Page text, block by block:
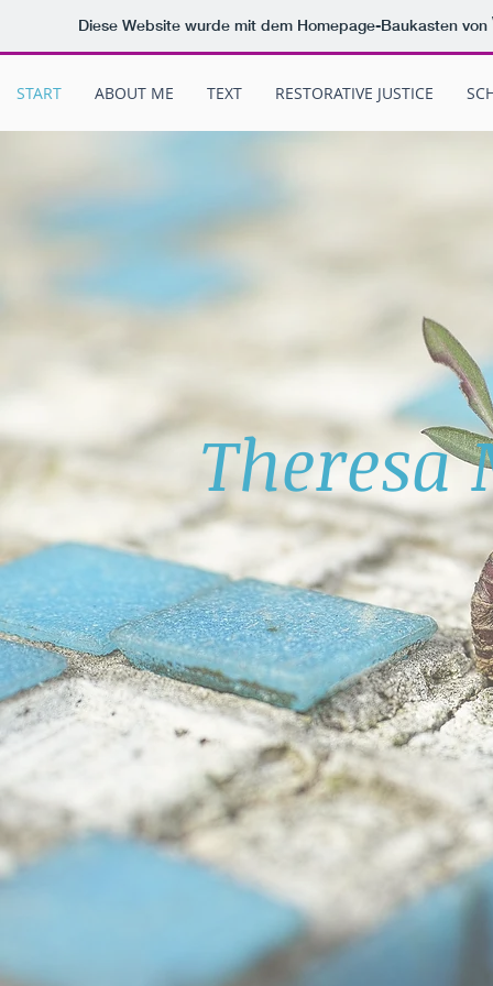
Diese Website wurde mit dem Homepage-Baukasten von
START ABOUT ME TEXT RESTORATIVE JUSTICE